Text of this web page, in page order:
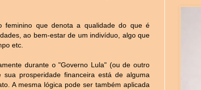
feminino que denota a qualidade do que é
ao bem-estar de um indivíduo, algo que
etc.
durante o "Governo Lula" (ou de outro
prosperidade financeira está de alguma
A mesma lógica pode ser também aplicada